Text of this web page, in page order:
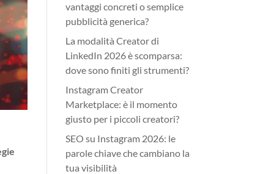
vantaggi concreti o semplice
pubblicità generica?
La modalità Creator di
LinkedIn 2026 è scomparsa:
dove sono finiti gli strumenti?
Instagram Creator
Marketplace: è il momento
giusto per i piccoli creatori?
SEO su Instagram 2026: le
parole chiave che cambiano la
tua visibilità